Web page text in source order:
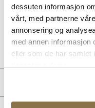
dessuten informasjon
vårt, med partnerne
annonsering og
med annen informasjon
eller som de har samlet
innovative SHOCK THRU
for slitestyrke og grep på alle
Art. nr 02247412
Lev. art. nr835304
Overdel:Nubuk skinn